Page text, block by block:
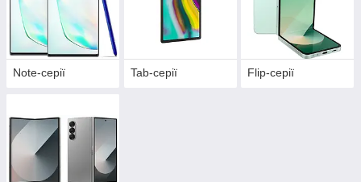
Note-серії Tab-серії Flip-серії